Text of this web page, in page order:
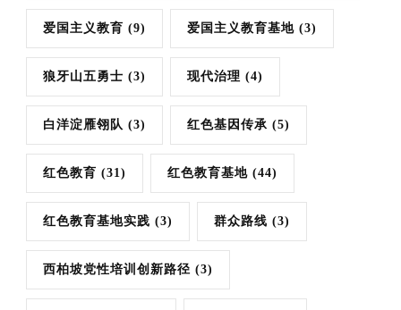
爱国主义教育 (9) 爱国主义教育基地 (3)
狼牙山五勇士 (3) 现代治理 (4)
白洋淀雁翎队 (3) 红色基因传承 (5)
红色教育 (31) 红色教育基地 (44)
红色教育基地实践 (3) 群众路线 (3)
西柏坡党性培训创新路径 (3)